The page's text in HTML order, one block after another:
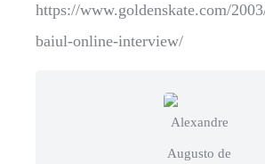
https://www.goldenskate.com/
baiul-online-interview/